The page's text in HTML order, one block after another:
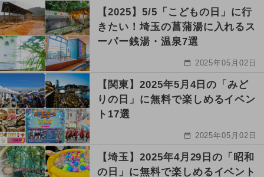
【2025】5/5「こどもの日」に行
きたい！埼玉の菖蒲湯に入れるス
ーパー銭湯・温泉7選
2025年05月02日
【関東】2025年5月4日の「みど
りの日」に無料で楽しめるイベン
ト17選
2025年05月02日
【埼玉】2025年4月29日の「昭和
の日」に無料で楽しめるイベント